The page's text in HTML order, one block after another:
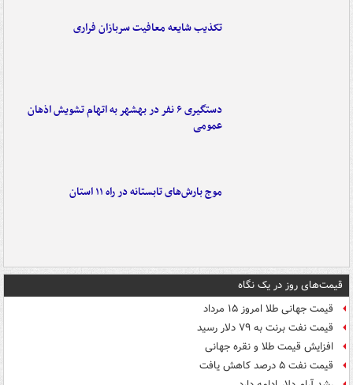
تکذیب شایعه معافیت سربازان فراری
دستگیری ۶ نفر در بهشهر به اتهام تشویش اذهان
عمومی
موج بارش‌های تابستانه در راه ۱۱ استان
قیمت‌های روز در یک نگاه
قیمت جهانی طلا امروز ۱۵ مرداد
قیمت نفت برنت به ۷۹ دلار رسید
افزایش قیمت طلا و نقره جهانی
قیمت نفت ۵ درصد کاهش یافت